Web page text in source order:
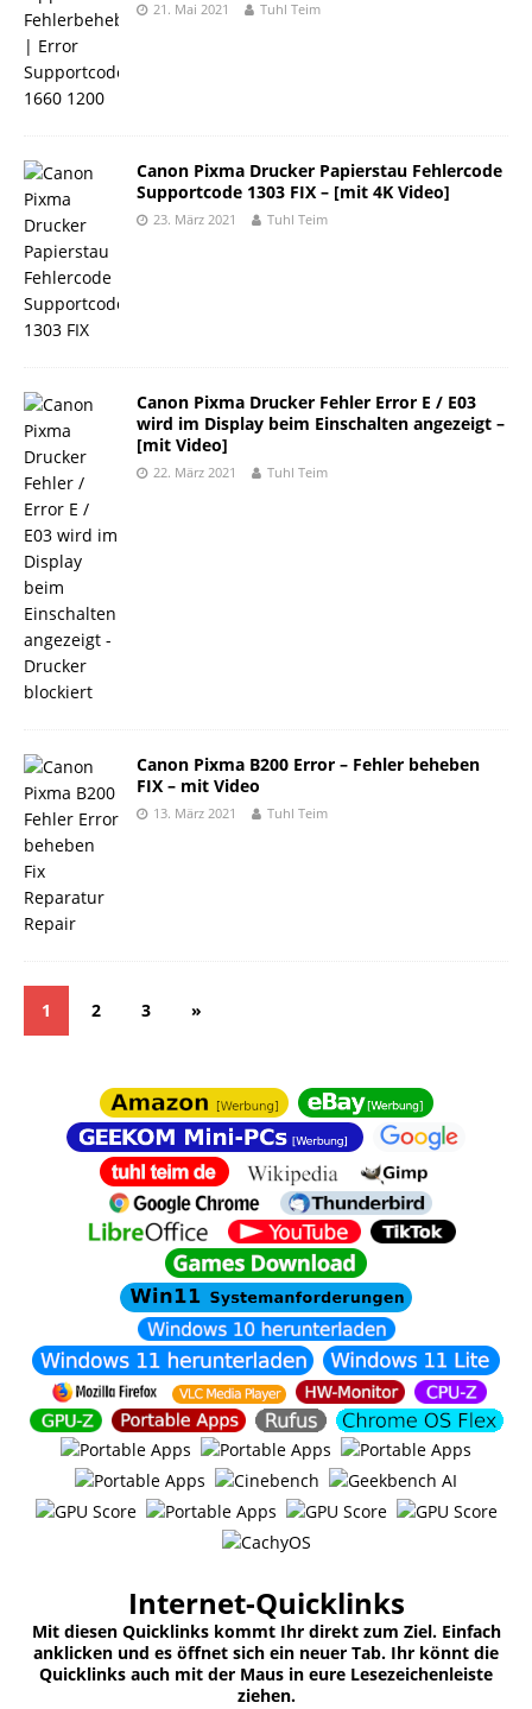
21. Mai 2021 Tuhl Teim
Canon Pixma Drucker Papierstau Fehlercode
Supportcode 1303 FIX – [mit 4K Video]
23. März 2021 Tuhl Teim
Canon Pixma Drucker Fehler Error E / E03
wird im Display beim Einschalten angezeigt –
[mit Video]
22. März 2021 Tuhl Teim
Canon Pixma B200 Error – Fehler beheben
FIX – mit Video
13. März 2021 Tuhl Teim
1 2 3 »
Internet-Quicklinks
Mit diesen Quicklinks kommt Ihr direkt zum Ziel. Einfach
anklicken und es öffnet sich ein neuer Tab. Ihr könnt die
Quicklinks auch mit der Maus in eure Lesezeichenleiste
ziehen.